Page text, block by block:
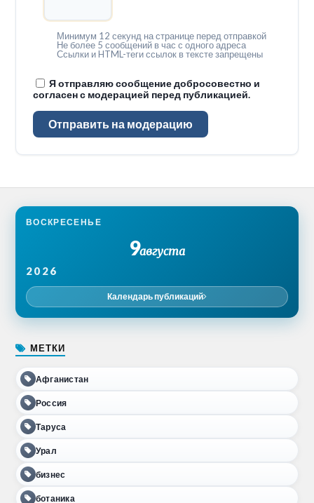
Минимум 12 секунд на странице перед отправкой
Не более 5 сообщений в час с одного адреса
Ссылки и HTML-теги ссылок в тексте запрещены
Я отправляю сообщение добросовестно и
согласен с модерацией перед публикацией.
Отправить на модерацию
ВОСКРЕСЕНЬЕ
9августа
2026
Календарь публикаций
МЕТКИ
Афганистан
Россия
Таруса
Урал
бизнес
ботаника